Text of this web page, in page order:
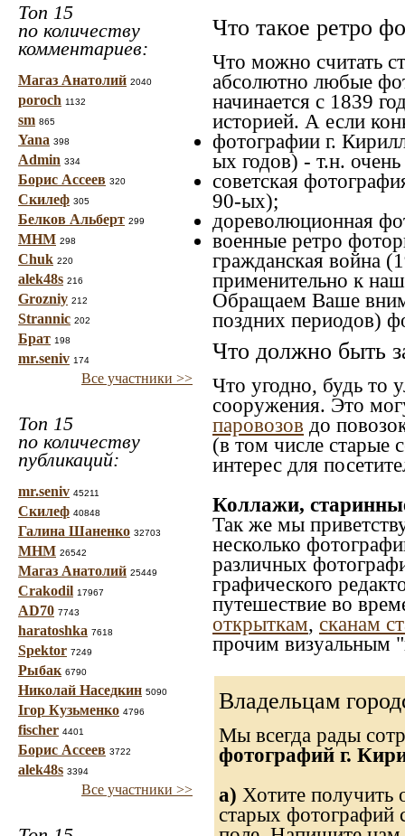
Топ 15
по количеству
комментариев:
Магаз Анатолий 2040
poroch 1132
sm 865
Yana 398
Admin 334
Борис Ассеев 320
Скилеф 305
Белков Альберт 299
МНМ 298
Chuk 220
alek48s 216
Grozniy 212
Strannic 202
Брат 198
mr.seniv 174
Все участники >>
Топ 15
по количеству
публикаций:
mr.seniv 45211
Скилеф 40848
Галина Шаненко 32703
МНМ 26542
Магаз Анатолий 25449
Crakodil 17967
AD70 7743
haratoshka 7618
Spektor 7249
Рыбак 6790
Николай Наседкин 5090
Ігор Кузьменко 4796
fischer 4401
Борис Ассеев 3722
alek48s 3394
Все участники >>
Что такое ретро
Что можно считать
абсолютно любые
начинается с 1839
историей. А если
фотографии г.
ых годов) - т.н.
советская
90-ых);
дореволюционная
военные ретро
гражданская война
применительно к
Обращаем Ваше
поздних периодов)
Что должно быть
Что угодно, будь то
сооружения. Это
паровозов до
(в том числе старые
интерес для
Коллажи,
Так же мы
несколько
различных
графического
путешествие во
открыткам, сканам
прочим визуальным
Владельцам
Мы всегда рады
фотографий г.
а) Хотите получить
старых фотографий